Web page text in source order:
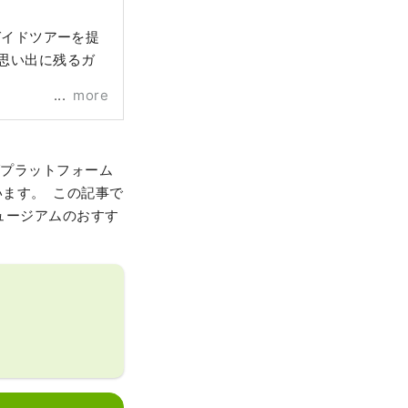
ドツアーを提
い出に残るガ
more
ラットフォーム
ます。 この記事で
ジアムのおすす